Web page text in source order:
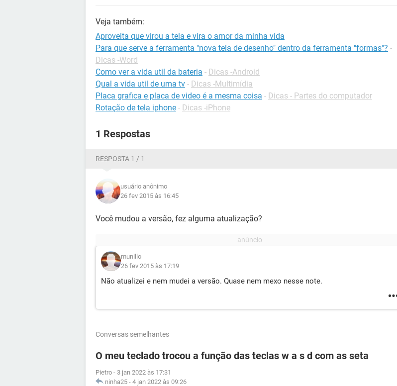
Veja também:
Aproveita que virou a tela e vira o amor da minha vida
Para que serve a ferramenta "nova tela de desenho" dentro da ferramenta "formas"? -
Dicas -Word
Como ver a vida util da bateria - Dicas -Android
Qual a vida util de uma tv - Dicas -Multimídia
Placa grafica e placa de video é a mesma coisa - Dicas - Partes do computador
Rotação de tela iphone - Dicas -iPhone
1 Respostas
RESPOSTA 1 / 1
usuário anônimo
26 fev 2015 às 16:45
Você mudou a versão, fez alguma atualização?
munillo
26 fev 2015 às 17:19
Não atualizei e nem mudei a versão. Quase nem mexo nesse note.
Conversas semelhantes
O meu teclado trocou a função das teclas w a s d com as seta
Pietro - 3 jan 2022 às 17:31
ninha25 - 4 jan 2022 às 09:26